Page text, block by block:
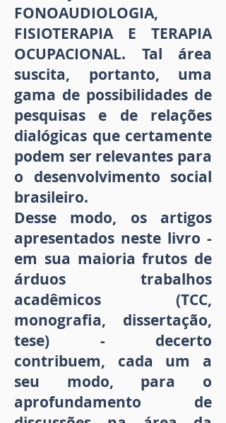
FONOAUDIOLOGIA,
FISIOTERAPIA E TERAPIA
OCUPACIONAL. Tal área
suscita, portanto, uma
gama de possibilidades de
pesquisas e de relações
dialógicas que certamente
podem ser relevantes para
o desenvolvimento social
brasileiro.
Desse modo, os artigos
apresentados neste livro -
em sua maioria frutos de
árduos trabalhos
acadêmicos (TCC,
monografia, dissertação,
tese) - decerto
contribuem, cada um a
seu modo, para o
aprofundamento de